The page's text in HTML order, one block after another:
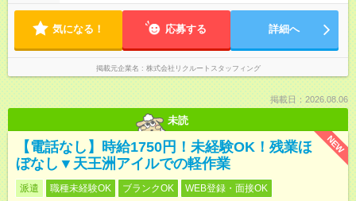
気になる！ 応募する 詳細へ
掲載元企業名 株式会社リクルートスタッフィング
掲載日：2026.08.06
未読
NEW
【電話なし】時給1750円！未経験OK！残業ほ
ぼなし▼天王洲アイルでの軽作業
派遣 職種未経験OK ブランクOK WEB登録・面接OK